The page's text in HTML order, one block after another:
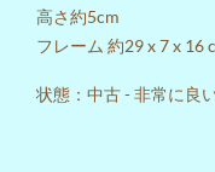
高さ約5cm
フレーム 約29 x 7 x 16
状態：中古 - 非常に良